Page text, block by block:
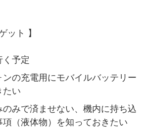
ット 】
く予定
ンの充電用にモバイルバッテリー
たい
みで済ませない、機内に持ち込
項（液体物）を知っておきたい